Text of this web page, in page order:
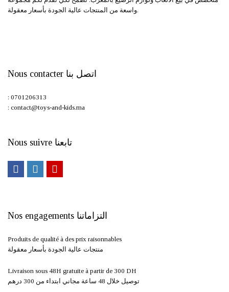
واسعة من المنتجات عالية الجودة بأسعار معقولة.
Nous contacter اتصل بنا
: 0701206313
: contact@toys-and-kids.ma
Nous suivre تابعنا
Nos engagements التزاماتنا
Produits de qualité à des prix raisonnables
منتجات عالية الجودة بأسعار معقولة
Livraison sous 48H gratuite à partir de 300 DH ​
توصيل خلال 48 ساعة مجاني ابتداء من 300 درهم